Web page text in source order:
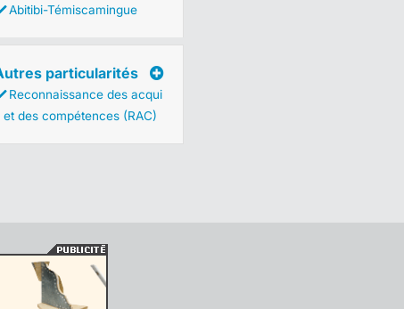
Abitibi-Témiscamingue
particularités
Reconnaissance des acqui
et des compétences (RAC)